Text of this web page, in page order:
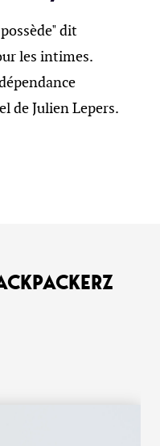
dit
les intimes.
de Julien Lepers.
?